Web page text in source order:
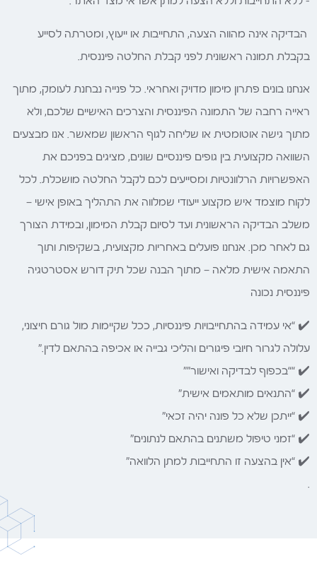
הבדיקה אינה מהווה הצעה, התחייבות או ייעוץ, ומטרתה לסייע
בקבלת תמונה ראשונית לפני קבלת החלטה פיננסית.
אנחנו בונים פתרון מימון מדויק ואחראי. כל פנייה נבחנת לעומק, מתוך
ראייה רחבה של התמונה הפיננסית והצרכים האישיים שלכם, ולא
מתוך גישה אוטומטית או שליחה לגוף הראשון שמאשר. אנו מבצעים
השוואה מקצועית בין גופים פיננסיים שונים, מציגים בפניכם את
האפשרויות הרלוונטיות ומסייעים לכם לקבל החלטה מושכלת. לכל
לקוח מוצמד איש מקצוע ייעודי שמלווה את התהליך באופן אישי —
משלב הבדיקה הראשונית ועד לסיום קבלת המימון, ובמידת הצורך
גם לאחר מכן. אנחנו פועלים באחריות מקצועית, בשקיפות ותוך
התאמה אישית מלאה — מתוך הבנה שכל תיק דורש אסטרטגיה
פיננסית נכונה
✔️ “אי עמידה בהתחייבויות פיננסיות, ככל שקיימות מול גורם חיצוני,
עלולה לגרור חיובי פיגורים והליכי גבייה או אכיפה בהתאם לדין.”
✔️ ““בכפוף לבדיקה ואישור””
✔️ “התנאים מותאמים אישית”
✔️ “ייתכן שלא כל פונה יהיה זכאי”
✔️ “זמני טיפול משתנים בהתאם לנתונים”
✔️ “אין בהצעה זו התחייבות למתן הלוואה”
.